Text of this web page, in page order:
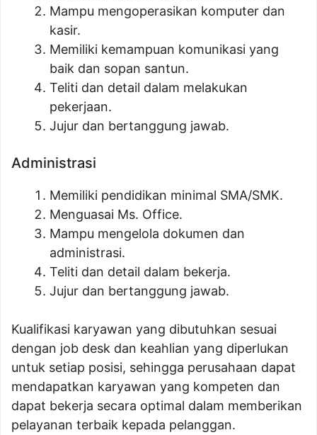
Mampu mengoperasikan komputer dan
kasir.
Memiliki kemampuan komunikasi yang
baik dan sopan santun.
Teliti dan detail dalam melakukan
pekerjaan.
Jujur dan bertanggung jawab.
Administrasi
Memiliki pendidikan minimal SMA/SMK.
Menguasai Ms. Office.
Mampu mengelola dokumen dan
administrasi.
Teliti dan detail dalam bekerja.
Jujur dan bertanggung jawab.
Kualifikasi karyawan yang dibutuhkan sesuai
dengan job desk dan keahlian yang diperlukan
untuk setiap posisi, sehingga perusahaan dapat
mendapatkan karyawan yang kompeten dan
dapat bekerja secara optimal dalam memberikan
pelayanan terbaik kepada pelanggan.